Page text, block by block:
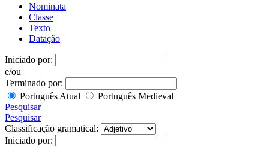
Nominata
Classe
Texto
Datação
Iniciado por:
e/ou
Terminado por:
Português Atual
Português Medieval
Pesquisar
Pesquisar
Classificação gramatical:
Iniciado por: